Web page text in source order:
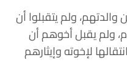
ولم يتقبلوا أن
ولم يقبل أخوهم أن
لإخوته وإيثارهم